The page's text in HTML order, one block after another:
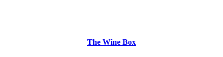
The Wine Box